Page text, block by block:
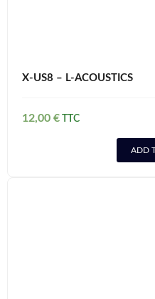
X-US8 – L-ACOUSTICS
12,00 €
ADD